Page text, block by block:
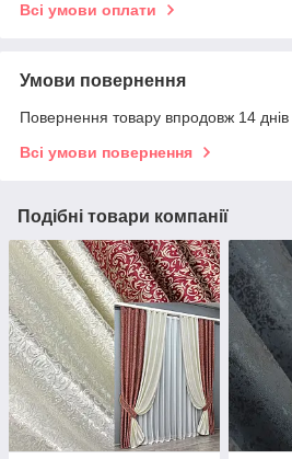
Всі умови оплати
Умови повернення
Повернення товару впродовж 14 днів
Всі умови повернення
Подібні товари компанії